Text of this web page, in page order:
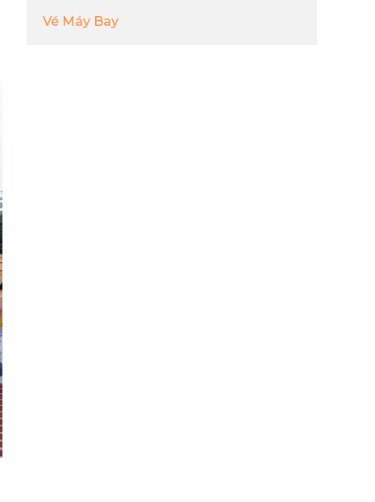
Vé Máy Bay